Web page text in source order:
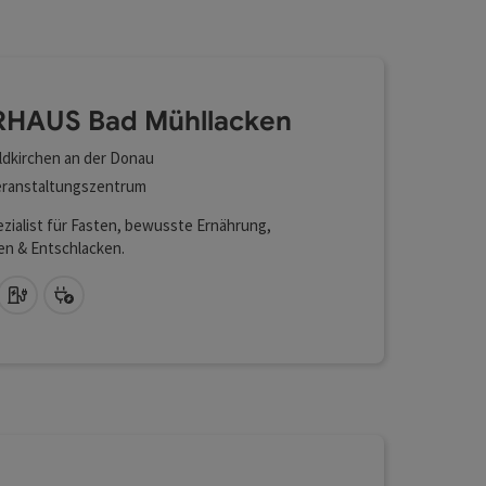
Bad Mühllacken
an der Donau
für Fasten, bewusste Ernährung,
& Entschlacken.
(kostenlos)
Auto Ladestation